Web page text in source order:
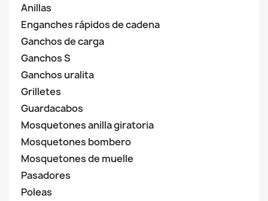
Anillas
Enganches rápidos de cadena
Ganchos de carga
Ganchos S
Ganchos uralita
Grilletes
Guardacabos
Mosquetones anilla giratoria
Mosquetones bombero
Mosquetones de muelle
Pasadores
Poleas